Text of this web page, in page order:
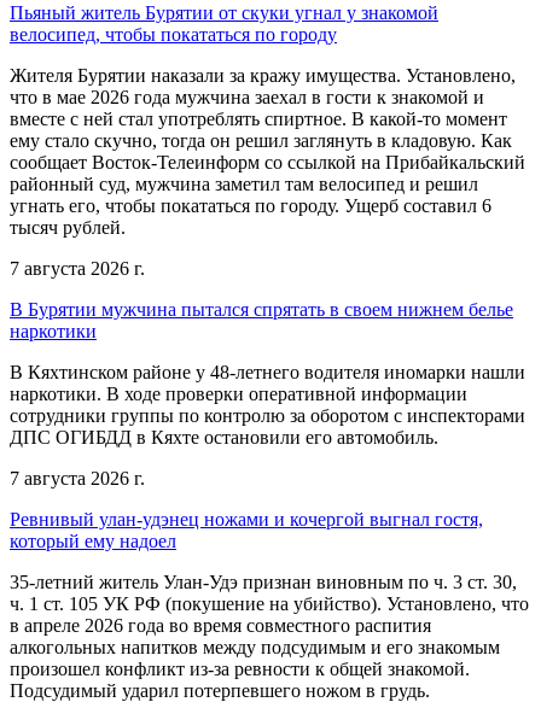
Пьяный житель Бурятии от скуки угнал у знакомой
велосипед, чтобы покататься по городу
Жителя Бурятии наказали за кражу имущества. Установлено,
что в мае 2026 года мужчина заехал в гости к знакомой и
вместе с ней стал употреблять спиртное. В какой-то момент
ему стало скучно, тогда он решил заглянуть в кладовую. Как
сообщает Восток-Телеинформ со ссылкой на Прибайкальский
районный суд, мужчина заметил там велосипед и решил
угнать его, чтобы покататься по городу. Ущерб составил 6
тысяч рублей.
7 августа 2026 г.
В Бурятии мужчина пытался спрятать в своем нижнем белье
наркотики
В Кяхтинском районе у 48-летнего водителя иномарки нашли
наркотики. В ходе проверки оперативной информации
сотрудники группы по контролю за оборотом с инспекторами
ДПС ОГИБДД в Кяхте остановили его автомобиль.
7 августа 2026 г.
Ревнивый улан-удэнец ножами и кочергой выгнал гостя,
который ему надоел
35-летний житель Улан-Удэ признан виновным по ч. 3 ст. 30,
ч. 1 ст. 105 УК РФ (покушение на убийство). Установлено, что
в апреле 2026 года во время совместного распития
алкогольных напитков между подсудимым и его знакомым
произошел конфликт из-за ревности к общей знакомой.
Подсудимый ударил потерпевшего ножом в грудь.